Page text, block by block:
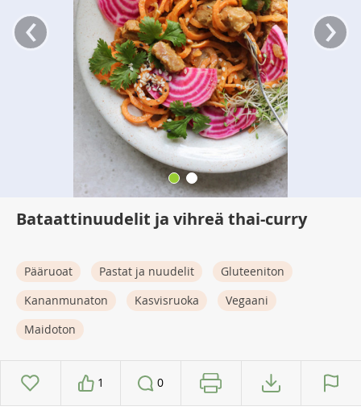
‹ ›
Bataattinuudelit ja vihreä thai-curry
Pääruoat Pastat ja nuudelit
Gluteeniton
Kananmunaton
Kasvisruoka
Vegaani
Maidoton
1 0